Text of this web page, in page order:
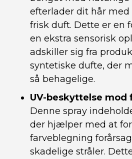
efterlader dit hår med
frisk duft. Dette er en
en ekstra sensorisk
adskiller sig fra
syntetiske dufte, der
så behagelige.
UV-beskyttelse mod
Denne spray
der hjælper med at
farveblegning
skadelige stråler.